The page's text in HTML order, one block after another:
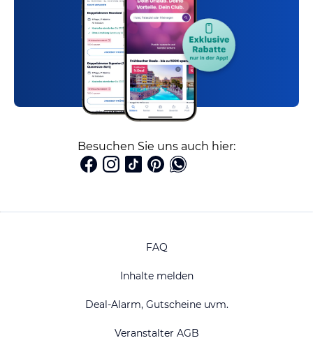
Besuchen Sie uns auch hier:
FAQ
Inhalte melden
Deal-Alarm, Gutscheine uvm.
Veranstalter AGB